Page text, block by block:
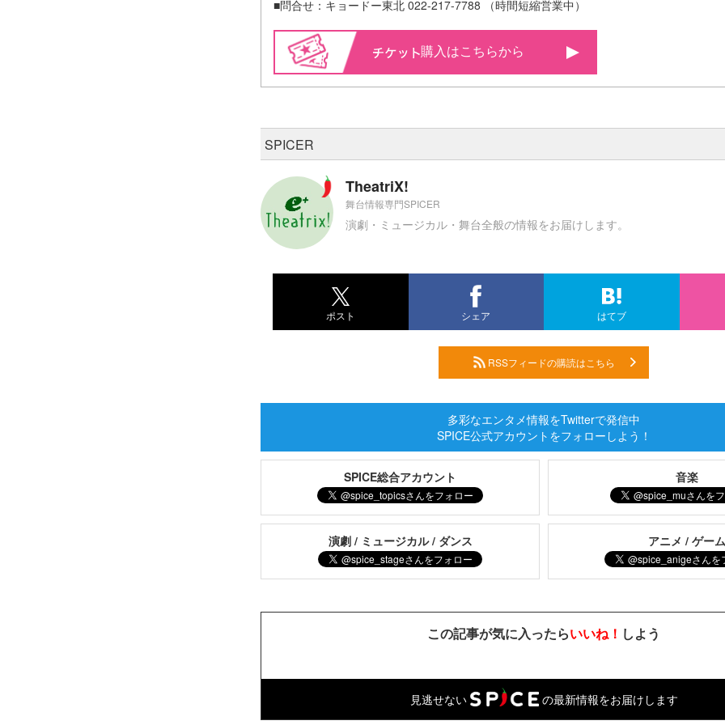
■問合せ：キョードー東北 022-217-7788 （時間短縮営業中）
購入はこちらから
SPICER
TheatriX!
舞台情報専門SPICER
演劇・ミュージカル・舞台全般の情報をお届けします。
ポスト シェア はてブ
RSSフィードの購読はこちら
多彩なエンタメ情報をTwitterで発信中
SPICE公式アカウントをフォローしよう！
SPICE総合アカウント 音楽
演劇 / ミュージカル / ダンス アニメ / ゲー
この記事が気に入ったらいいね！ しよう
見逃せない の最新情報をお届けします